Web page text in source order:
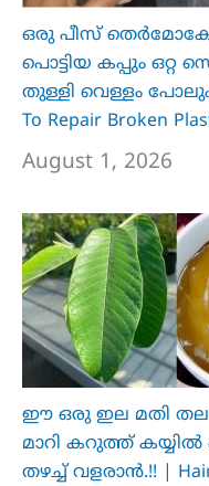
ഒരു പീസ്
പൊട്ടിയ കപ്പും ഒറ്റ
തുള്ളി വെള്ളം പോലും
To Repair Broken
August 1, 2026
ഈ ഒരു ഇല മതി
മാറി കറുത്ത്
തഴച്ച് വളരാൻ.!! | Hair